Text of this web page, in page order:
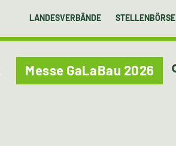
LANDESVERBÄNDE STELLENBÖRSE
Messe GaLaBau 2026